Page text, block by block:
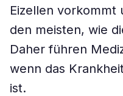
Eizellen vorkommt
den meisten, wie
Daher führen
wenn das
ist.